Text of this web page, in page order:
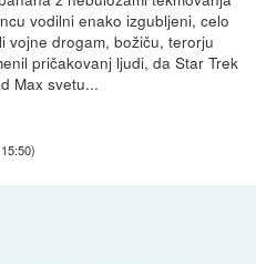
vodilni enako izgubljeni, celo
vojne drogam, božiču, terorju
pričakovanj ljudi, da Star Trek
Max svetu...
)